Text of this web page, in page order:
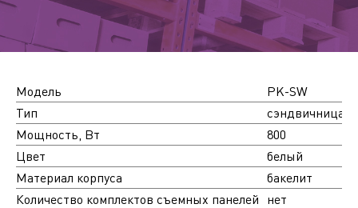
Модель
PK-SW
Тип
сэндвичница
Мощность, Вт
800
Цвет
белый
Материал корпуса
бакелит
Количество комплектов съемных панелей нет